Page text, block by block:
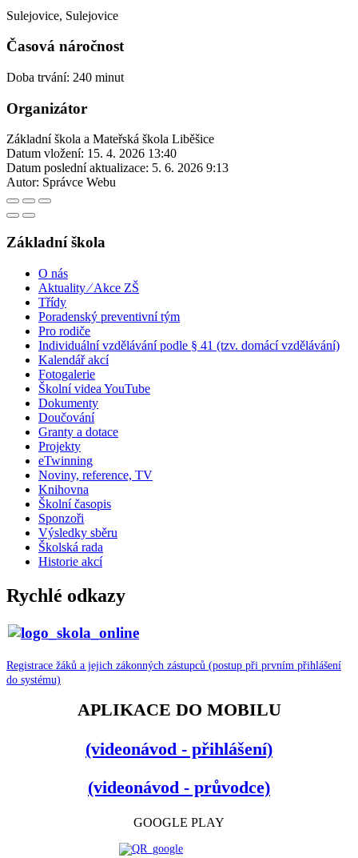
Sulejovice, Sulejovice
Časová náročnost
Doba trvání: 240 minut
Organizátor
Základní škola a Mateřská škola Liběšice
Datum vložení: 15. 4. 2026 13:40
Datum poslední aktualizace: 5. 6. 2026 9:13
Autor: Správce Webu
Základní škola
O nás
Aktuality ⁄ Akce ZŠ
Třídy
Poradenský preventivní tým
Pro rodiče
Individuální vzdělávání podle § 41 (tzv. domácí vzdělávání)
Kalendář akcí
Fotogalerie
Školní videa YouTube
Dokumenty
Doučování
Granty a dotace
Projekty
eTwinning
Noviny, reference, TV
Knihovna
Školní časopis
Sponzoři
Výsledky sběru
Školská rada
Historie akcí
Rychlé odkazy
Registrace žáků a jejich zákonných zástupců (postup při prvním přihlášení
do systému)
APLIKACE DO MOBILU
(videonávod - přihlášení)
(videonávod - průvodce)
GOOGLE PLAY